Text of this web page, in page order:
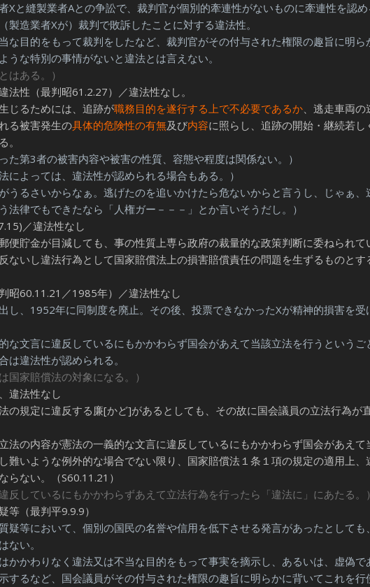
Xと縫製業者Aとの争訟で、裁判官が個別的牽連性がないものに牽連性を認
製造業者Xが）裁判で敗訴したことに対する違法性。
な目的をもって裁判をしたなど、裁判官がその付与された権限の趣旨に明ら
うな特別の事情がないと違法とは言えない。
はある。）
法性（最判昭61.2.27）／違法性なし。
じるためには、追跡が職務目的を遂行する上で不必要であるか、逃走車両
る被害発生の具体的危険性の有無及び内容に照らし、追跡の開始・継続若し
。
た第3者の被害内容や被害の性質、容態や程度は関係ない。）
によっては、違法性が認められる場合もある。）
うるさいからなぁ。逃げたのを追いかけたら危ないからと言うし、じゃぁ、
法律でもできたなら「人権ガー－－－」とか言いそうだし。）
／違法性なし
便貯金が目減しても、事の性質上専ら政府の裁量的な政策判断に委ねられて
ないし違法行為として国家賠償法上の損害賠償責任の問題を生ずるものとす
昭60.11.21／1985年）／違法性なし
し、1952年に同制度を廃止。その後、投票できなかったXが精神的損害を受
な文言に違反しているにもかかわらず国会があえて当該立法を行うというご
は違法性が認められる。
国家賠償法の対象になる。）
違法性なし
の規定に違反する廉[かど]があるとしても、その故に国会議員の立法行為が
法の内容が憲法の一義的な文言に違反しているにもかかわらず国会があえて
難いような例外的な場合でない限り、国家賠償法１条１項の規定の適用上、
らない。（S60.11.21）
反しているにもかかわらずあえて立法行為を行ったら「違法に」にあたる。）
等（最判平9.9.9）
疑等において、個別の国民の名誉や信用を低下させる発言があったとしても
ない。
かかわりなく違法又は不当な目的をもって事実を摘示し、あるいは、虚偽で
するなど、国会議員がその付与された権限の趣旨に明らかに背いてこれを行